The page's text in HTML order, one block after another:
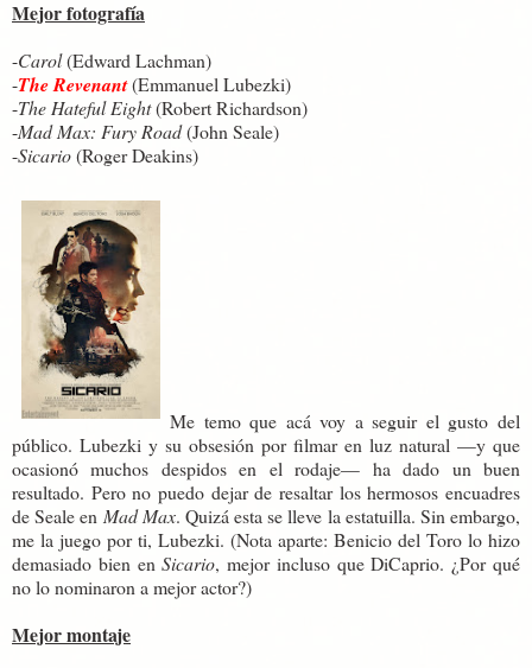
Mejor fotografía
-Carol(Edward Lachman)
-The Revenant(Emmanuel Lubezki)
-The Hateful Eight(Robert Richardson)
-Mad Max: Fury Road(John Seale)
-Sicario(Roger Deakins)
Me temo que acá voy a seguir el gusto del
público. Lubezki y su obsesión por filmar en luz natural —y que
ocasionó muchos despidos en el rodaje— ha dado un buen
resultado. Pero no puedo dejar de resaltar los hermosos encuadres
de Seale en Mad Max. Quizá esta se lleve la estatuilla. Sin embargo,
me la juego por ti, Lubezki. (Nota aparte: Benicio del Toro lo hizo
demasiado bien enSicario, mejor incluso que DiCaprio. ¿Por qué
no lo nominaron a mejor actor?)
Mejor montaje